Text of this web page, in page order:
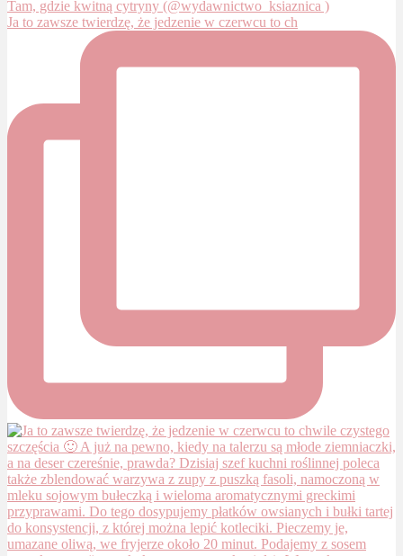
Ja to zawsze twierdzę, że jedzenie w czerwcu to ch